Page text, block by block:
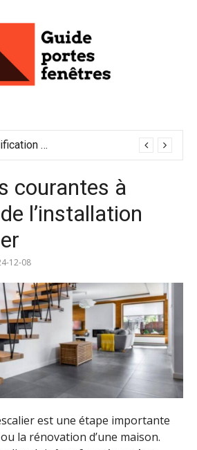
Rapport de vérification sécurité : à conserver précieusement
courantes à
l’installation
12-08
est une étape importante
la rénovation d’une maison.